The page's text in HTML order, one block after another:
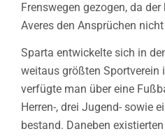
Frenswegen gezogen, da
Averes den Ansprüchen
Sparta entwickelte sich in
weitaus größten Sportverein
verfügte man über eine
Herren-, drei Jugend- sowie
bestand. Daneben